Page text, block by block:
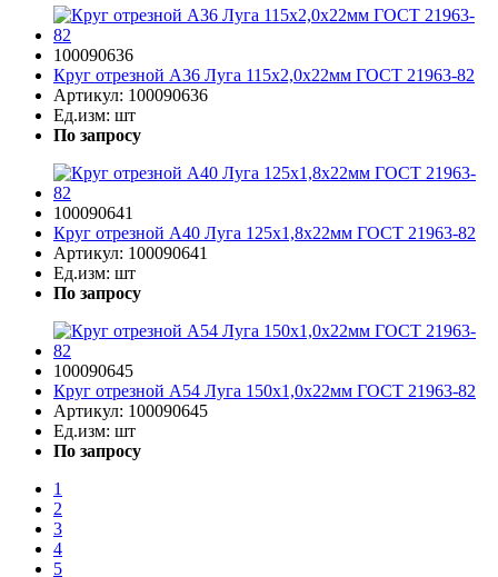
100090636
Круг отрезной A36 Луга 115х2,0х22мм ГОСТ 21963-82
Артикул: 100090636
Ед.изм: шт
По запросу
100090641
Круг отрезной A40 Луга 125х1,8х22мм ГОСТ 21963-82
Артикул: 100090641
Ед.изм: шт
По запросу
100090645
Круг отрезной A54 Луга 150х1,0х22мм ГОСТ 21963-82
Артикул: 100090645
Ед.изм: шт
По запросу
1
2
3
4
5